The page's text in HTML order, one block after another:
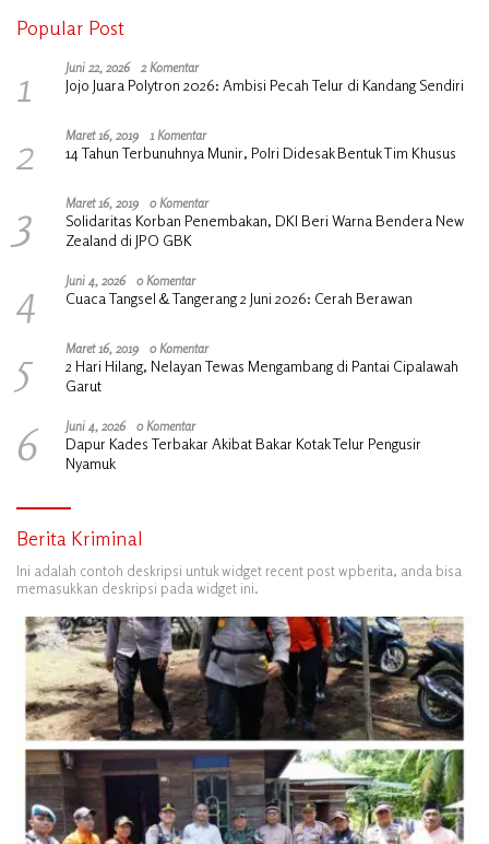
Popular Post
1 Juni 22, 2026 2 Komentar
Jojo Juara Polytron 2026: Ambisi Pecah Telur di Kandang Sendiri
2 Maret 16, 2019 1 Komentar
14 Tahun Terbunuhnya Munir, Polri Didesak Bentuk Tim Khusus
3 Maret 16, 2019 0 Komentar
Solidaritas Korban Penembakan, DKI Beri Warna Bendera New
Zealand di JPO GBK
4 Juni 4, 2026 0 Komentar
Cuaca Tangsel & Tangerang 2 Juni 2026: Cerah Berawan
5 Maret 16, 2019 0 Komentar
2 Hari Hilang, Nelayan Tewas Mengambang di Pantai Cipalawah
Garut
6 Juni 4, 2026 0 Komentar
Dapur Kades Terbakar Akibat Bakar Kotak Telur Pengusir
Nyamuk
Berita Kriminal
Ini adalah contoh deskripsi untuk widget recent post wpberita, anda bisa
memasukkan deskripsi pada widget ini.